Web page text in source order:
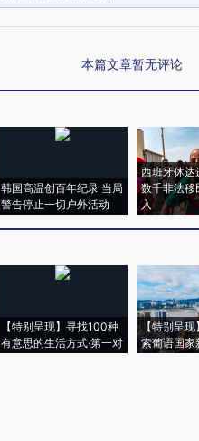
本篇文章暂无评论
韩国高温创百年纪录 当局
警告停止一切户外活动
西班牙休达
数千非法移
入
【特别呈现】寻找100种
有意思的生活方式·第一对
【特别呈现
索葡语国家